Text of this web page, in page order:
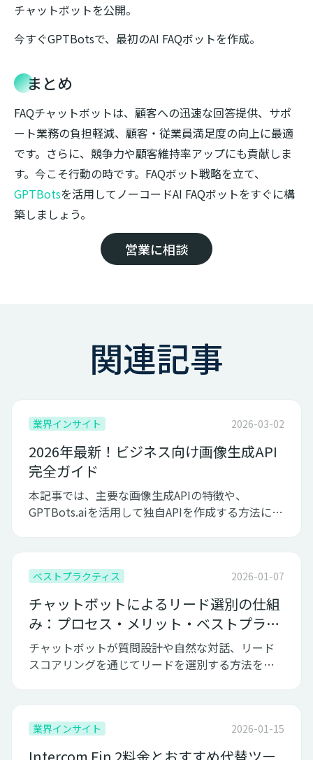
チャットボットを公開。
今すぐGPTBotsで、最初のAI FAQボットを作成。
まとめ
FAQチャットボットは、顧客への迅速な回答提供、サポ
ート業務の負担軽減、顧客・従業員満足度の向上に最適
です。さらに、競争力や顧客維持率アップにも貢献しま
す。今こそ行動の時です。FAQボット戦略を立て、
GPTBotsを活用してノーコードAI FAQボットをすぐに構
築しましょう。
営業に相談
関連記事
業界インサイト 2026-03-02
2026年最新！ビジネス向け画像生成API
完全ガイド
本記事では、主要な画像生成APIの特徴や、
GPTBots.aiを活用して独自APIを作成する方法につ
ベストプラクティス 2026-01-07
チャットボットによるリード選別の仕組
み：プロセス・メリット・ベストプラク
ティス
チャットボットが質問設計や自然な対話、リード
スコアリングを通じてリードを選別する方法を解
業界インサイト 2026-01-15
Intercom Fin 2料金とおすすめ代替ツー